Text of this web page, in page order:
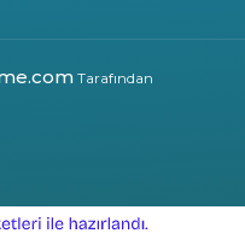
Tarafından
e-